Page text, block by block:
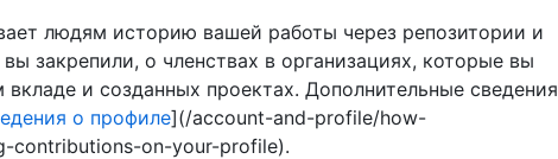
людям историю вашей работы через репозитории и
закрепили, о членствах в организациях, которые вы
и созданных проектах. Дополнительные сведения
о профиле](/account-and-profile/how-
contributions-on-your-profile).